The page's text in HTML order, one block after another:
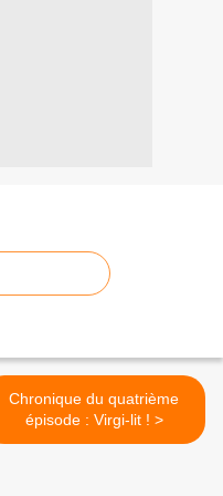
Chronique du quatrième
épisode : Virgi-lit ! >